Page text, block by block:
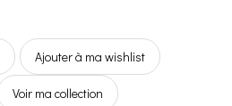
Ajouter à ma wishlist
Voir ma collection